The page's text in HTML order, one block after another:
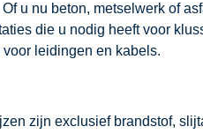
u nu beton, metselwerk of
die u nodig heeft voor
leidingen en kabels.
zijn exclusief brandstof,